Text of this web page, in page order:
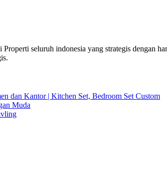
Properti seluruh indonesia yang strategis dengan
dan Kantor | Kitchen Set, Bedroom Set Custom
Muda